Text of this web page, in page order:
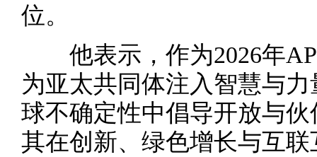
位。
他表示，作为2026年
为亚太共同体注入智慧与
球不确定性中倡导开放与
其在创新、绿色增长与互